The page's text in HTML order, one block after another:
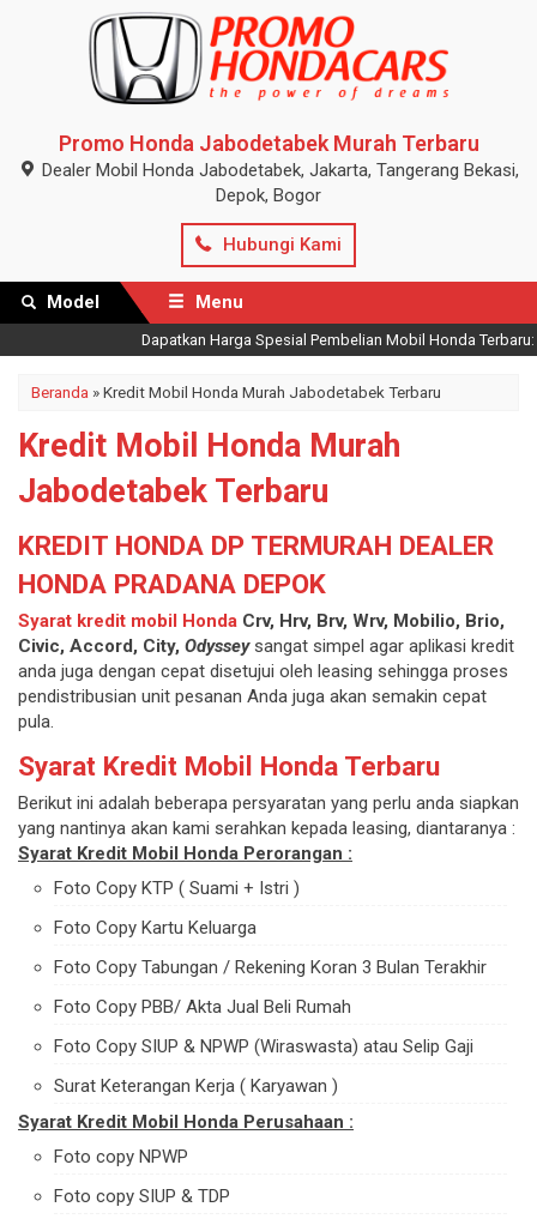
Promo Honda Jabodetabek Murah Terbaru
Dealer Mobil Honda Jabodetabek, Jakarta, Tangerang Bekasi,
Depok, Bogor
Hubungi Kami
Model Menu
Dapatkan Harga Spesial Pembelian Mobil Honda Terbaru:
Beranda »Kredit Mobil Honda Murah Jabodetabek Terbaru
Kredit Mobil Honda Murah
Jabodetabek Terbaru
KREDIT HONDA DP TERMURAH DEALER
HONDA PRADANA DEPOK
Syarat kredit mobil Honda Crv, Hrv, Brv, Wrv, Mobilio, Brio,
Civic, Accord, City, Odysseysangat simpel agar aplikasi kredit
anda juga dengan cepat disetujui oleh leasing sehingga proses
pendistribusian unit pesanan Anda juga akan semakin cepat
pula.
Syarat Kredit Mobil Honda Terbaru
Berikut ini adalah beberapa persyaratan yang perlu anda siapkan
yang nantinya akan kami serahkan kepada leasing, diantaranya :
Syarat Kredit Mobil Honda Perorangan :
Foto Copy KTP ( Suami + Istri )
Foto Copy Kartu Keluarga
Foto Copy Tabungan / Rekening Koran 3 Bulan Terakhir
Foto Copy PBB/ Akta Jual Beli Rumah
Foto Copy SIUP & NPWP (Wiraswasta) atau Selip Gaji
Surat Keterangan Kerja ( Karyawan )
Syarat Kredit Mobil Honda Perusahaan :
Foto copy NPWP
Foto copy SIUP & TDP